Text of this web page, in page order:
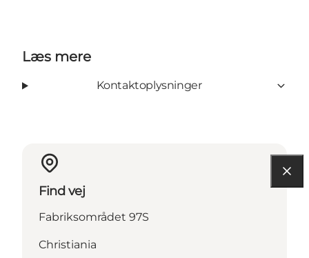
Læs mere
Kontaktoplysninger
Find vej
Fabriksområdet 97S
Christiania